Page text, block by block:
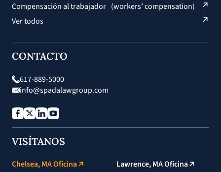
Compensación al trabajador (workers’ compensation)
Ver todos
CONTACTO
617-889-5000
info@spadalawgroup.com
VISÍTANOS
Chelsea, MA Oficina
Lawrence, MA Oficina